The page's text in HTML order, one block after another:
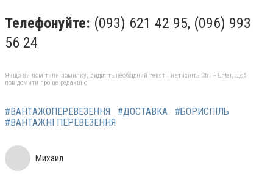
Телефонуйте: (093) 621 42 95, (096) 993
56 24
Якщо ви помітили помилку, виділіть необхідний текст і натисніть Ctrl + Enter, щоб
повідомити про це редакцію
#ВАНТАЖОПЕРЕВЕЗЕННЯ #ДОСТАВКА
#БОРИСПІЛЬ
#ВАНТАЖНІ ПЕРЕВЕЗЕННЯ
Михаил